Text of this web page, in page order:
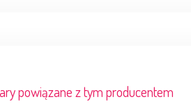
powiązane z tym producentem